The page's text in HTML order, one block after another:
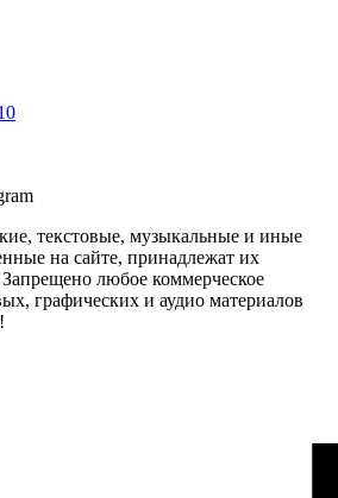
текстовые, музыкальные и иные
на сайте, принадлежат их
любое коммерческое
графических и аудио материалов